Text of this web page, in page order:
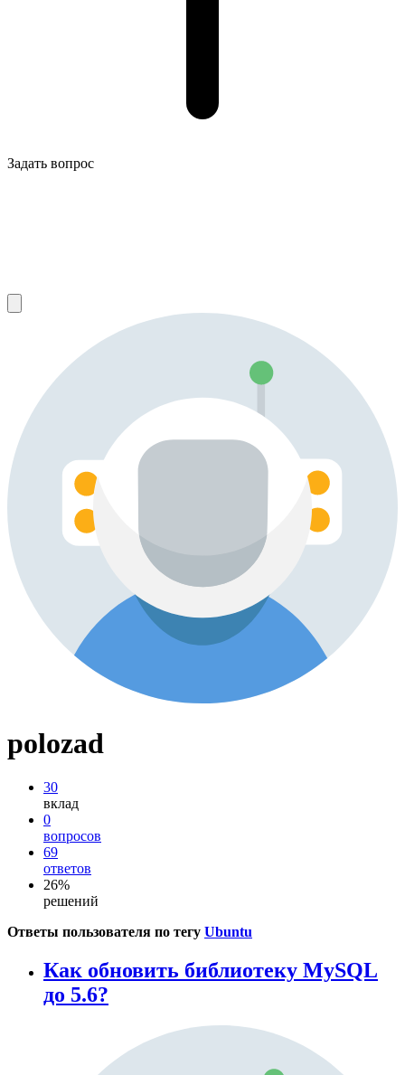
Задать вопрос
polozad
30
вклад
0
вопросов
69
ответов
26%
решений
Ответы пользователя по тегу Ubuntu
Как обновить библиотеку MySQL
до 5.6?